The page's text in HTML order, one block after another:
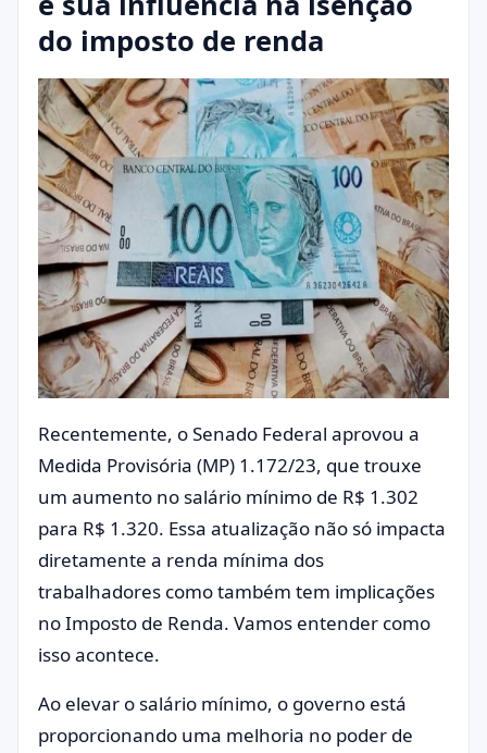
do imposto de renda
Recentemente, o Senado Federal aprovou a
Medida Provisória (MP) 1.172/23, que trouxe
um aumento no salário mínimo de R$ 1.302
para R$ 1.320. Essa atualização não só impacta
diretamente a renda mínima dos
trabalhadores como também tem implicações
no Imposto de Renda. Vamos entender como
isso acontece.
Ao elevar o salário mínimo, o governo está
proporcionando uma melhoria no poder de